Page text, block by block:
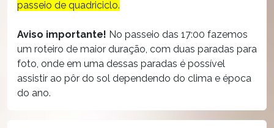
passeio de quadriciclo.
Aviso importante! No passeio das 17:00 fazemos
um roteiro de maior duração, com duas paradas para
foto, onde em uma dessas paradas é possível
assistir ao pôr do sol dependendo do clima e época
do ano.